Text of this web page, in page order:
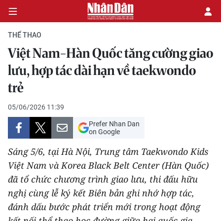
CHÍNH TRỊ
KINH TẾ
VĂN HÓA
XÃ HỘI
PHÁP LUẬT
DU LỊCH
THẾ GIỚI
THỂ THAO
Việt Nam-Hàn Quốc tăng cường giao
lưu, hợp tác dài hạn về taekwondo
trẻ
05/06/2026 11:39
Prefer Nhan Dan
on Google
Sáng 5/6, tại Hà Nội, Trung tâm Taekwondo Kids
Việt Nam và Korea Black Belt Center (Hàn Quốc)
đã tổ chức chương trình giao lưu, thi đấu hữu
nghị cùng lễ ký kết Biên bản ghi nhớ hợp tác,
đánh dấu bước phát triển mới trong hoạt động